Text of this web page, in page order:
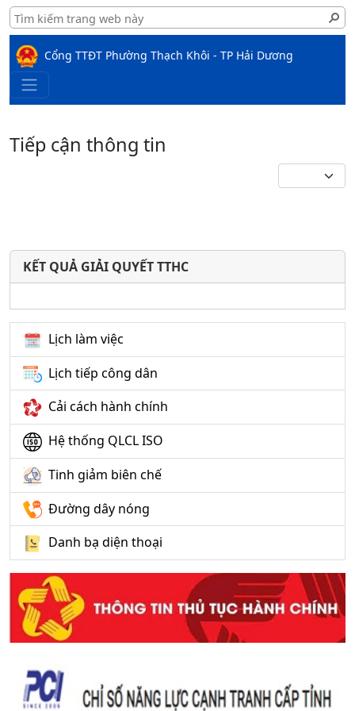
Cổng TTĐT Phường Thạch Khôi - TP Hải Dương
Tiếp cận thông tin
KẾT QUẢ GIẢI QUYẾT TTHC
Lịch làm việc
Lịch tiếp công dân
Cải cách hành chính
Hệ thống QLCL ISO
Tinh giảm biên chế
Đường dây nóng
Danh bạ diện thoại